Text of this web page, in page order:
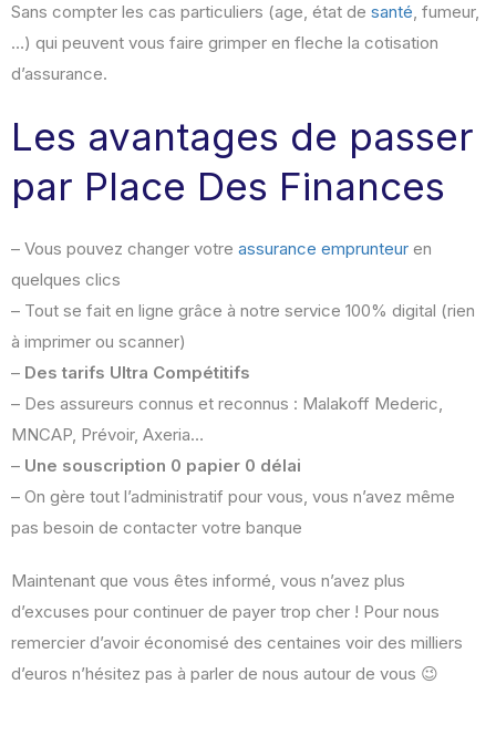
Sans compter les cas particuliers (age, état de santé, fumeur,
…) qui peuvent vous faire grimper en fleche la cotisation
d’assurance.
Les avantages de passer
par Place Des Finances
– Vous pouvez changer votre assurance emprunteur en
quelques clics
– Tout se fait en ligne grâce à notre service 100% digital (rien
à imprimer ou scanner)
– Des tarifs Ultra Compétitifs
– Des assureurs connus et reconnus : Malakoff Mederic,
MNCAP, Prévoir, Axeria…
– Une souscription 0 papier 0 délai
– On gère tout l’administratif pour vous, vous n’avez même
pas besoin de contacter votre banque
Maintenant que vous êtes informé, vous n’avez plus
d’excuses pour continuer de payer trop cher ! Pour nous
remercier d’avoir économisé des centaines voir des milliers
d’euros n’hésitez pas à parler de nous autour de vous 😉